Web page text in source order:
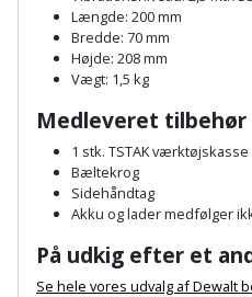
bolte
møtrikker
Skunklem
Søm
Sternbeklædning
Tag
Nøgleværktøj
Økse
Oliekande
Palleløfter
Polsøger
Girafsliber
Girafsliber
tilbehør
Høvl
Industristøvsuger
Kantfræser
tilbehør
Havetilbehør
Hegn
Højbede
Højtaler
Længde: 200 mm
Bredde: 70 mm
Højde: 208 mm
Vægt: 1,5 kg
Medleveret tilbehør
1 stk. TSTAK værktøjskasse
Bæltekrog
Sidehåndtag
Akku og lader medfølger
På udkig efter et
Se hele vores udvalg af Dewalt